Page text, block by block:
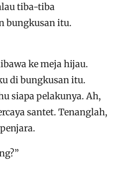
tiba-tiba
bungkusan itu.
ke meja hijau.
di bungkusan itu.
siapa pelakunya. Ah,
santet. Tenanglah,